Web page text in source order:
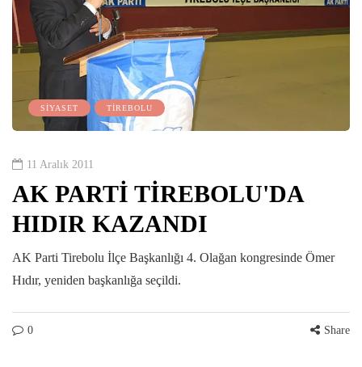
SİYASET TİREBOLU
11 Aralık 2011
AK PARTİ TİREBOLU'DA
HIDIR KAZANDI
AK Parti Tirebolu İlçe Başkanlığı 4. Olağan kongresinde Ömer
Hıdır, yeniden başkanlığa seçildi.
0 Share